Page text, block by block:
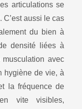
articulations se
C’est aussi le cas
du bien à
densité liées à
musculation avec
hygiène de vie, à
la fréquence de
vite visibles,